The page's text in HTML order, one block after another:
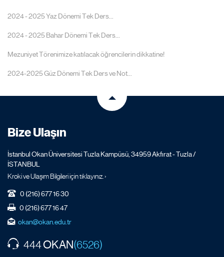
2024 - 2025 Yaz Dönemi Tek Ders...
2024 - 2025 Bahar Dönemi Tek Ders...
Mezuniyet Törenimize katılacak öğrencilerin dikkatine!
2024-2025 Güz Dönemi Tek Ders ve Not...
Bize Ulaşın
İstanbul Okan Üniversitesi Tuzla Kampüsü, 34959 Akfırat - Tuzla /
İSTANBUL
Kroki ve Ulaşım Bilgileri için tıklayınız. ›
0 (216) 677 16 30
0 (216) 677 16 47
okan@okan.edu.tr
444OKAN(6526)